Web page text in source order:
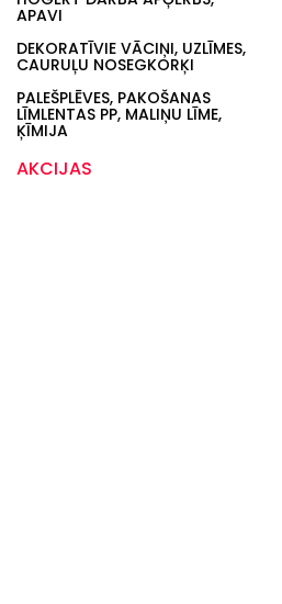
APAVI
DEKORATĪVIE VĀCIŅI, UZLĪMES,
CAURUĻU NOSEGKORĶI
PALEŠPLĒVES, PAKOŠANAS
LĪMLENTAS PP, MALIŅU LĪME,
ĶĪMIJA
AKCIJAS